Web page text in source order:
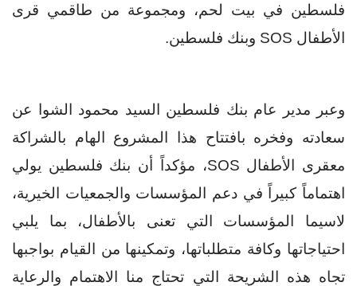
فلسطين في بيت لحم، ومجموعة من طاقمي قرى
الأطفال SOS وبنك فلسطين.
وعبر مدير عام بنك فلسطين السيد محمود الشوا عن
سعادته وفخره بافتتاح هذا المشروع الهام بالشراكة
معقرى الأطفال SOS، مؤكداً أن بنك فلسطين يولي
اهتماماً كبيراً في دعم المؤسسات والجمعيات الخيرية،
لاسيما المؤسسات التي تعنى بالأطفال، بما يلبي
احتياجاتها وكافة متطلباتها، وتمكينها من القيام بواجبها
تجاه هذه الشريحة التي تحتاج منا الاهتمام والرعاية